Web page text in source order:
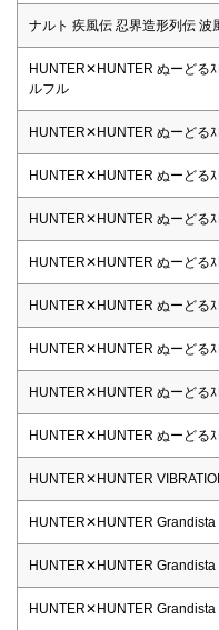
ナルト 疾風伝 忍界造形列伝 波
HUNTER✕HUNTER ぬーどるｽ
ルフル
HUNTER✕HUNTER ぬーどるｽ
HUNTER✕HUNTER ぬーどるｽ
HUNTER✕HUNTER ぬーどるｽ
HUNTER✕HUNTER ぬーどるｽ
HUNTER✕HUNTER ぬーどるｽ
HUNTER✕HUNTER ぬーどるｽ
HUNTER✕HUNTER ぬーどるｽ
HUNTER✕HUNTER ぬーどるｽ
HUNTER✕HUNTER
HUNTER✕HUNTER Grandista
HUNTER✕HUNTER Grandista
HUNTER✕HUNTER Grandista